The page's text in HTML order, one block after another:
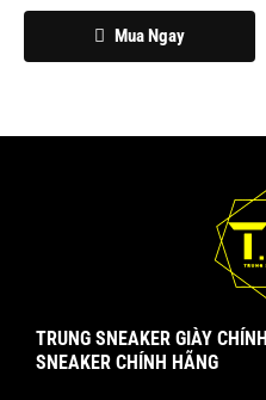
Mua Ngay
trang
TRUNG SNEAKER GIÀY
SNEAKER CHÍNH HÃNG